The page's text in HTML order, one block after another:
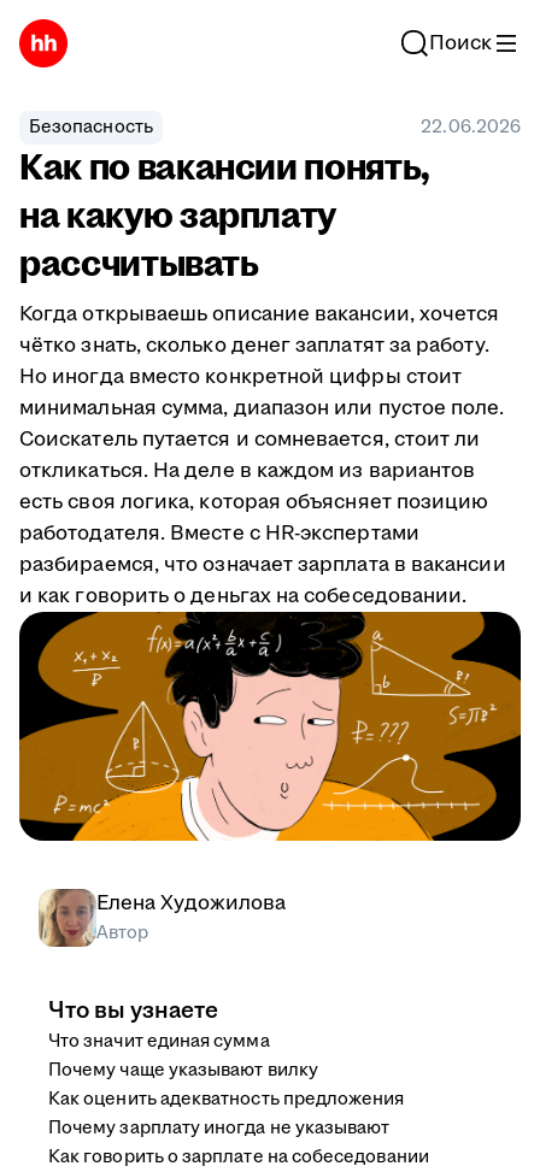
Поиск
Безопасность 22.06.2026
Как по вакансии понять,
на какую зарплату
рассчитывать
Когда открываешь описание вакансии, хочется
чётко знать, сколько денег заплатят за работу.
Но иногда вместо конкретной цифры стоит
минимальная сумма, диапазон или пустое поле.
Соискатель путается и сомневается, стоит ли
откликаться. На деле в каждом из вариантов
есть своя логика, которая объясняет позицию
работодателя. Вместе с HR-экспертами
разбираемся, что означает зарплата в вакансии
и как говорить о деньгах на собеседовании.
Елена Художилова
Автор
Что вы узнаете
Что значит единая сумма
Почему чаще указывают вилку
Как оценить адекватность предложения
Почему зарплату иногда не указывают
Как говорить о зарплате на собеседовании